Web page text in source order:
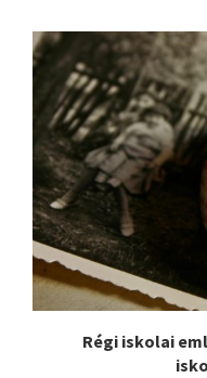
Régi iskolai